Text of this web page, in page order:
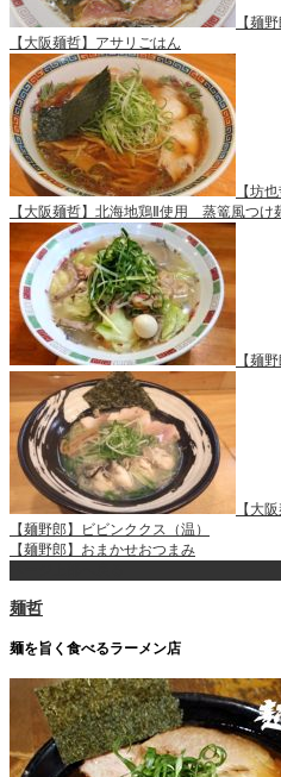
【麺
【大阪麺哲】アサリごはん
【坊
【大阪麺哲】北海地鶏Ⅱ使用 蒸篭風つ
【麺
【大
【麺野郎】ビビンククス（温）
【麺野郎】おまかせおつまみ
麺哲
麺を旨く食べるラーメン店